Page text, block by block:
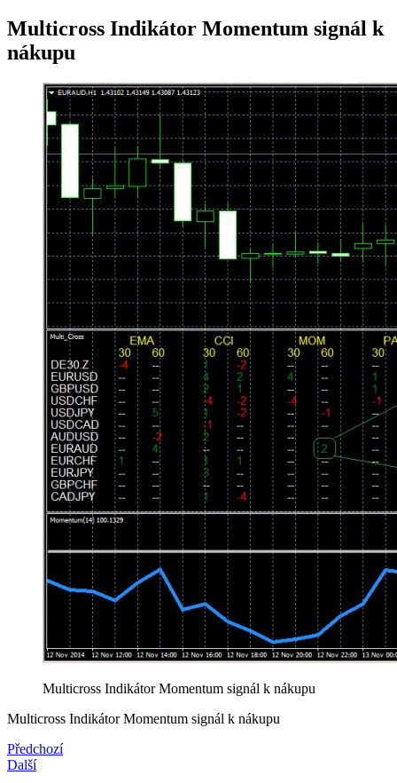
Multicross Indikátor Momentum signál k
nákupu
Multicross Indikátor Momentum signál k nákupu
Multicross Indikátor Momentum signál k nákupu
Předchozí
Další